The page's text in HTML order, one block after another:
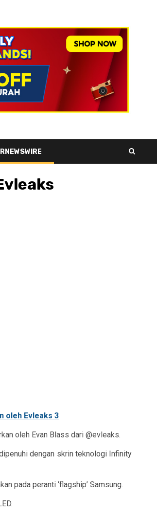
oleh Evan Blass dari @evleaks.
dengan skrin teknologi Infinity
pada peranti ‘flagship’ Samsung.